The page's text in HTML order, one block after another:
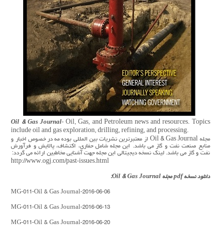
Oil & Gas Journal- Oil, Gas, and Petroleum news and resources. Topics
include oil and gas exploration, drilling, refining, and processing.
مجله Oil & Gas Journal از معتبرترین نشریات بین المللی بوده مه در خصوص اخبار و
منابع صنعت نفت و گاز می باشد. این مجله شامل حفاری، اکتشاف، پالایش و فرآورش
نفت و گاز می باشد. لینک نسخه دیجیتالی این مجله جهت آشنایی مخاطبین ارائه می گردد:
http://www.ogj.com/past-issues.html
دانلود نسخه pdf مجله Oil & Gas Journal:
MG-011-Oil & Gas Journal-2016-06-06
MG-011-Oil & Gas Journal-2016-06-13
MG-011-Oil & Gas Journal-2016-06-20